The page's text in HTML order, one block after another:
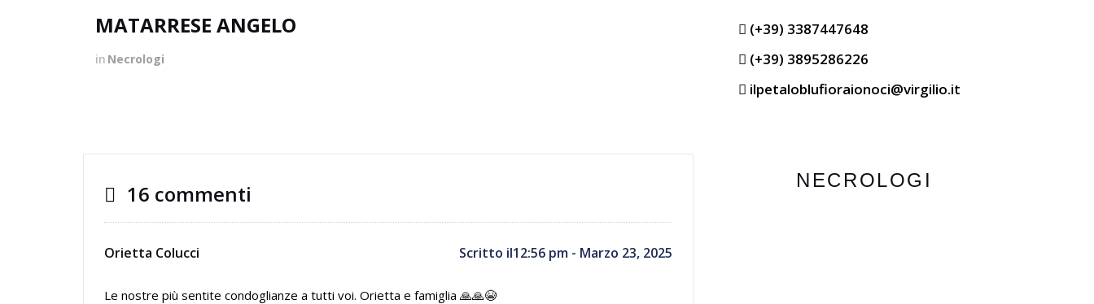
MATARRESE ANGELO
in Necrologi
16 commenti
Orietta Colucci Scritto il12:56 pm - Marzo 23, 2025
Le nostre più sentite condoglianze a tutti voi. Orietta e famiglia 🙏🙏😭
(+39) 3387447648
(+39) 3895286226
ilpetaloblufioraionoci@virgilio.it
NECROLOGI